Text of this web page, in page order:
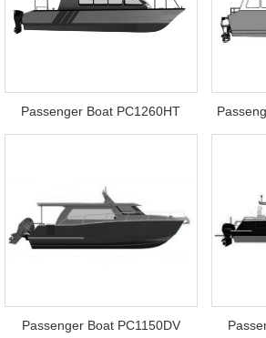
Passenger Boat PC1260HT
Passenger Boat PC1150DV